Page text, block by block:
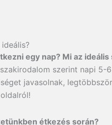
egy nap? Mi az
szerint napi 5-
javasolnak,
étkezés során?